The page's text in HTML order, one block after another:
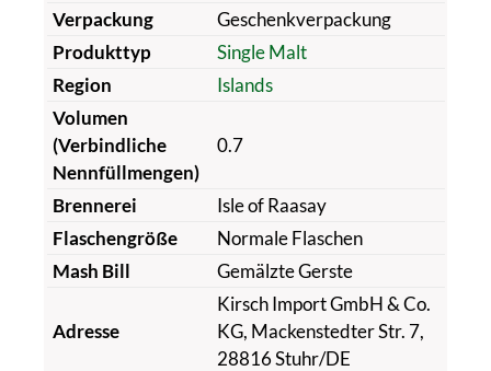
Verpackung
Geschenkverpackung
Produkttyp
Single Malt
Region
Islands
Volumen
(Verbindliche
Nennfüllmengen)
0.7
Brennerei
Isle of Raasay
Flaschengröße
Normale Flaschen
Mash Bill
Gemälzte Gerste
Adresse
Kirsch Import GmbH & Co.
KG, Mackenstedter Str. 7,
28816 Stuhr/DE